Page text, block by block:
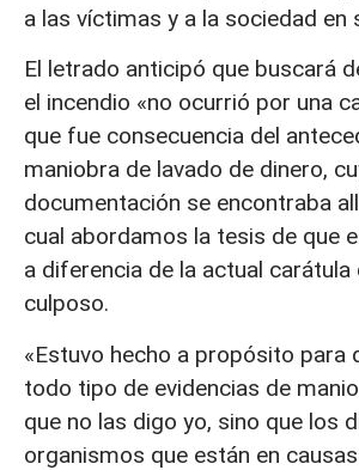
a las víctimas y a la sociedad en
El letrado anticipó que buscará
el incendio «no ocurrió por una
que fue consecuencia del
maniobra de lavado de dinero,
documentación se encontraba
cual abordamos la tesis de que
a diferencia de la actual carátula
culposo.
«Estuvo hecho a propósito para
todo tipo de evidencias de
que no las digo yo, sino que los
organismos que están en